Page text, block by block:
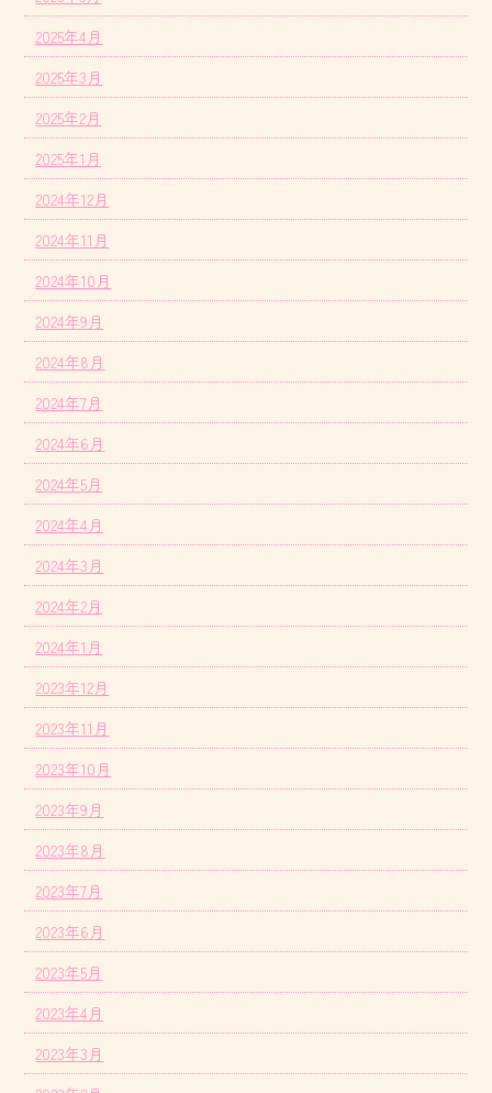
2025年4月
2025年3月
2025年2月
2025年1月
2024年12月
2024年11月
2024年10月
2024年9月
2024年8月
2024年7月
2024年6月
2024年5月
2024年4月
2024年3月
2024年2月
2024年1月
2023年12月
2023年11月
2023年10月
2023年9月
2023年8月
2023年7月
2023年6月
2023年5月
2023年4月
2023年3月